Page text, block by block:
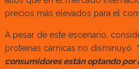
precios más elevados para el
A pesar de este escenario,
proteínas cárnicas no disminuyó.
consumidores están optando